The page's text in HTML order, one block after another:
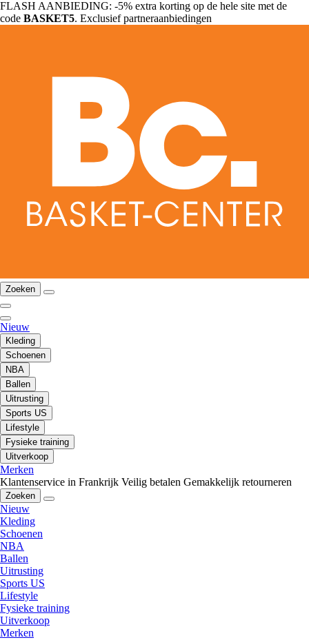
FLASH AANBIEDING: -5% extra korting op de hele site met de
code BASKET5. Exclusief partneraanbiedingen
Zoeken
Nieuw
Kleding
Schoenen
NBA
Ballen
Uitrusting
Sports US
Lifestyle
Fysieke training
Uitverkoop
Merken
Klantenservice in Frankrijk Veilig betalen Gemakkelijk retourneren
Zoeken
Nieuw
Kleding
Schoenen
NBA
Ballen
Uitrusting
Sports US
Lifestyle
Fysieke training
Uitverkoop
Merken